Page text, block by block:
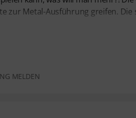
zur Metal-Ausführung greifen.
MELDEN